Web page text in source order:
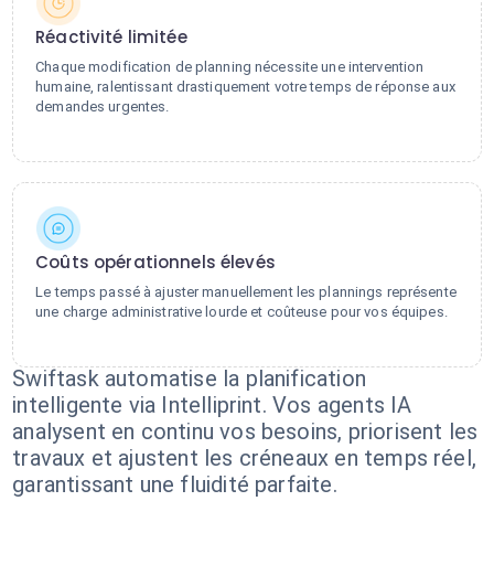
Réactivité limitée
Chaque modification de planning nécessite une intervention
humaine, ralentissant drastiquement votre temps de réponse aux
demandes urgentes.
Coûts opérationnels élevés
Le temps passé à ajuster manuellement les plannings représente
une charge administrative lourde et coûteuse pour vos équipes.
Swiftask automatise la planification
intelligente via Intelliprint. Vos agents IA
analysent en continu vos besoins, priorisent les
travaux et ajustent les créneaux en temps réel,
garantissant une fluidité parfaite.